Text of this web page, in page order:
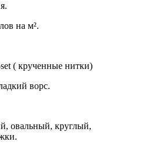
В корзину
В корзину
В корзину
на м².
( крученные нитки)
ворс.
овальный, круглый,